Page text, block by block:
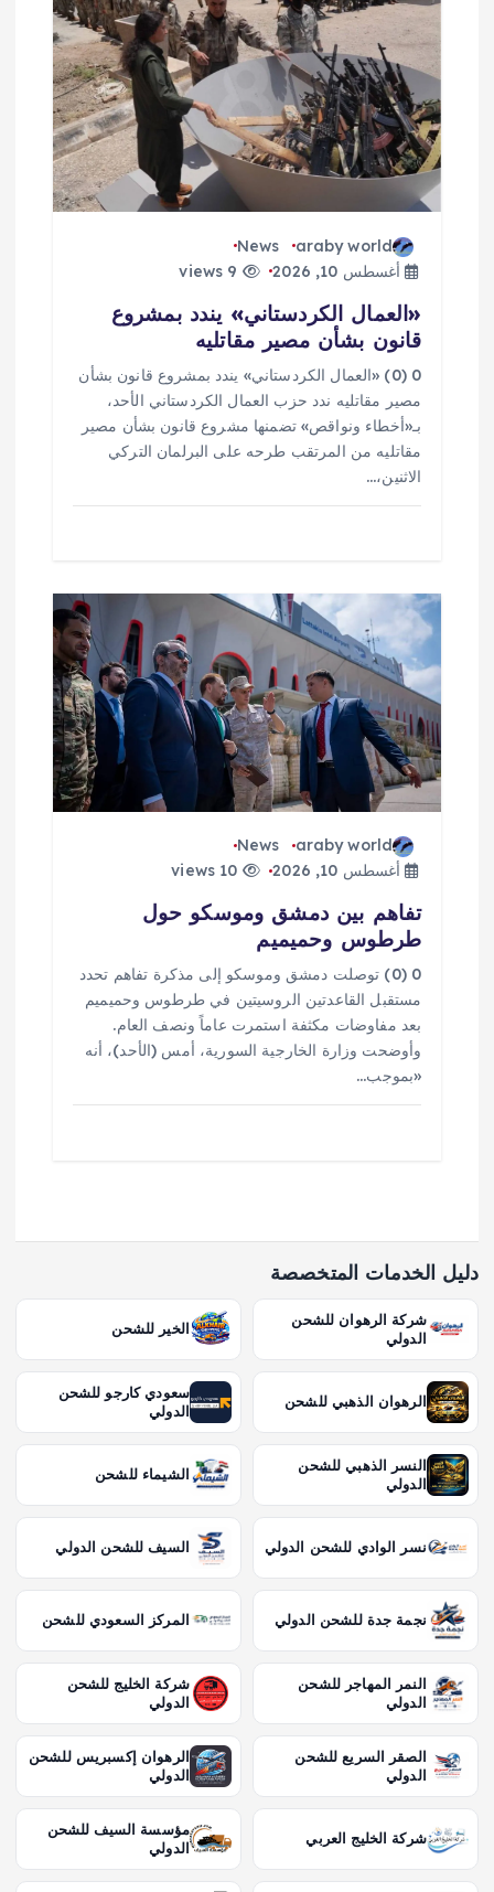
ت
araby world
News
أغسطس 10, 2026
«العمال الكردستاني» يندد بمشروع
قانون بشأن مصير مقاتليه
0 (0) «العمال الكردستاني» يندد بمشروع قانون بشأن
مصير مقاتليه ندد حزب العمال الكردستاني الأحد،
بـ«أخطاء ونواقص» تضمنها مشروع قانون بشأن مصير
مقاتليه من المرتقب طرحه على البرلمان التركي
الاثنين،…
araby world
News
أغسطس 10, 2026
تفاهم بين دمشق وموسكو حول
طرطوس وحميميم
0 (0) توصلت دمشق وموسكو إلى مذكرة تفاهم تحدد ​
مستقبل القاعدتين الروسيتين في طرطوس وحميميم
بعد مفاوضات مكثفة استمرت عاماً ونصف العام.
وأوضحت وزارة الخارجية السورية، أمس (الأحد)، أنه
«بموجب…
دليل الخدمات المتخصصة
شركة الرهوان للشحن
الدولي
الخير للشحن
الرهوان الذهبي للشحن
سعودي كارجو للشحن
الدولي
النسر الذهبي للشحن
الدولي
الشيماء للشحن
نسر الوادي للشحن الدولي السيف للشحن الدولي
نجمة جدة للشحن الدولي المركز السعودي للشحن
النمر المهاجر للشحن
الدولي
شركة الخليج للشحن
الدولي
الصقر السريع للشحن
الدولي
الرهوان إكسبريس للشحن
الدولي
شركة الخليج العربي
مؤسسة السيف للشحن
الدولي